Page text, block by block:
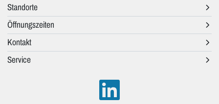
Standorte
Öffnungszeiten
Kontakt
Service